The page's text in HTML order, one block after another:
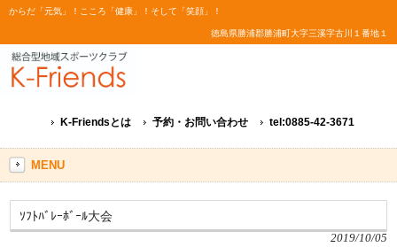
からだ「元気」！こころ「健康」！そして「笑顔」！
徳島県勝浦郡勝浦町大字三溪字古川１番地１
K-Friendsとは 予約・お問い合わせ tel:0885-42-3671
MENU
ｿﾌﾄﾊﾞﾚｰﾎﾞｰﾙ大会
2019/10/05